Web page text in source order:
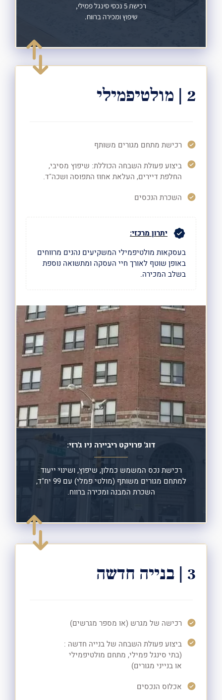
רכישת 5 נכסי סינגל פמילי,
שיפוץ ומכירה ברווח.
2 | מולטיפמילי
רכישת מתחם מגורים משותף
ביצוע פעולת השבחה הכוללת: שיפוץ מסיבי,
החלפת דיירים, העלאת אחוז התפוסה ושכה"ד.
השכרת הנכסים
יתרון מרכזי:
בעסקאות מולטיפמילי המשקיעים נהנים מרווחים
באופן שוטף לאורך חיי העסקה ומתשואה נוספת
בשלב המכירה.
דוג' פרויקט ריביירה ניו ג'רזי:
רכישת נכס המשמש כמלון, שיפוץ, ושינוי ייעוד
למתחם מגורים משותף (מולטי פמלי) עם 99 יח"ד,
השכרת המבנה ומכירה ברווח.
3 | בנייה חדשה
רכישה של מגרש (או מספר מגרשים)
ביצוע פעולת השבחה של בנייה חדשה :
(בתי סינגל פמילי, מתחם מולטיפמילי
או בנייני מגורים)
אכלוס הנכסים